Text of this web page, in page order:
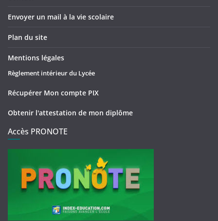
Envoyer un mail à la vie scolaire
Plan du site
Mentions légales
Règlement intérieur du Lycée
Récupérer Mon compte PIX
Obtenir l'attestation de mon diplôme
Accès PRONOTE